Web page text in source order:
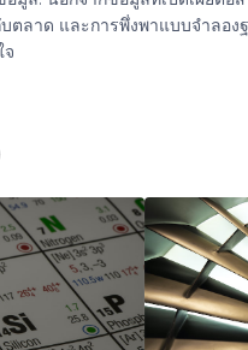
ตลาด และการพึ่งพาแบบจำลอ